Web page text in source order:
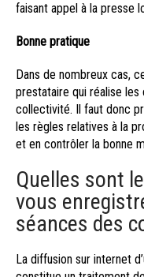
faisant appel à la presse
Bonne pratique
Dans de nombreux cas,
prestataire qui réalise
collectivité. Il faut donc
les règles relatives à la
et en contrôler la bonne
Quelles sont
vous
séances des
La diffusion sur internet